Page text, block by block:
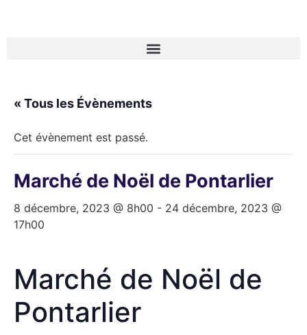
« Tous les Évènements
Cet évènement est passé.
Marché de Noël de Pontarlier
8 décembre, 2023 @ 8h00 - 24 décembre, 2023 @
17h00
Marché de Noël de
Pontarlier